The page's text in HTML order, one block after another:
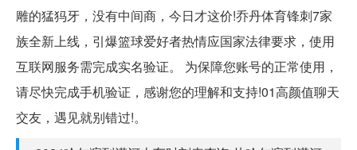
雕的猛犸牙，没有中间商，今日才这价!乔丹体育锋刺7家
族全新上线，引爆篮球爱好者热情应国家法律要求，使用
互联网服务需完成实名验证。 为保障您账号的正常使用，
请尽快完成手机验证，感谢您的理解和支持!01高颜值聊天
交友，遇见就别错过!。